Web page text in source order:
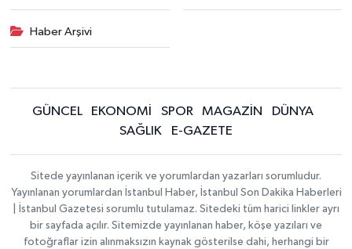
Haber Arşivi
GÜNCEL EKONOMİ SPOR MAGAZİN
DÜNYA
SAĞLIK
E-GAZETE
Sitede yayınlanan içerik ve yorumlardan yazarları sorumludur.
Yayınlanan yorumlardan İstanbul Haber, İstanbul Son Dakika Haberleri
| İstanbul Gazetesi sorumlu tutulamaz. Sitedeki tüm harici linkler ayrı
bir sayfada açılır. Sitemizde yayınlanan haber, köşe yazıları ve
fotoğraflar izin alınmaksızın kaynak gösterilse dahi, herhangi bir